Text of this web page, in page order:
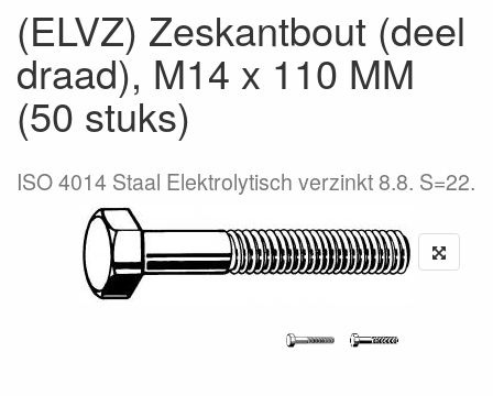
(ELVZ) Zeskantbout (deel
draad), M14 x 110 MM
(50 stuks)
ISO 4014 Staal Elektrolytisch verzinkt 8.8. S=22.